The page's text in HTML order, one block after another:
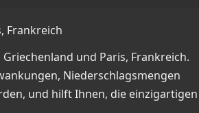
Frankreich
und Paris, Frankreich.
Niederschlagsmengen
und hilft Ihnen, die einzigartigen